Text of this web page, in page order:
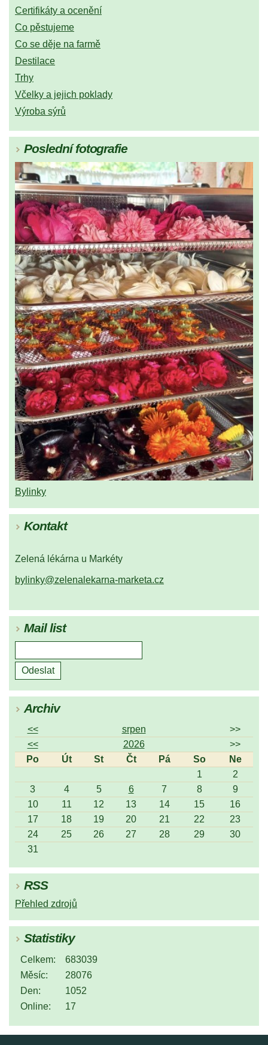
Certifikáty a ocenění
Co pěstujeme
Co se děje na farmě
Destilace
Trhy
Včelky a jejich poklady
Výroba sýrů
Poslední fotografie
Bylinky
Kontakt
Zelená lékárna u Markéty
bylinky@zelenalekarna-marketa.cz
Mail list
Archiv
<< srpen
>>
<<
2026
>>
Po
Út St Čt Pá So
Ne
1
2
3
4 5 6 7 8
9
10
11 12 13 14 15
16
17
18 19 20 21 22
23
24
25 26 27 28 29
30
31
RSS
Přehled zdrojů
Statistiky
Online: 17
Celkem:
683039
Měsíc:
28076
Den:
1052